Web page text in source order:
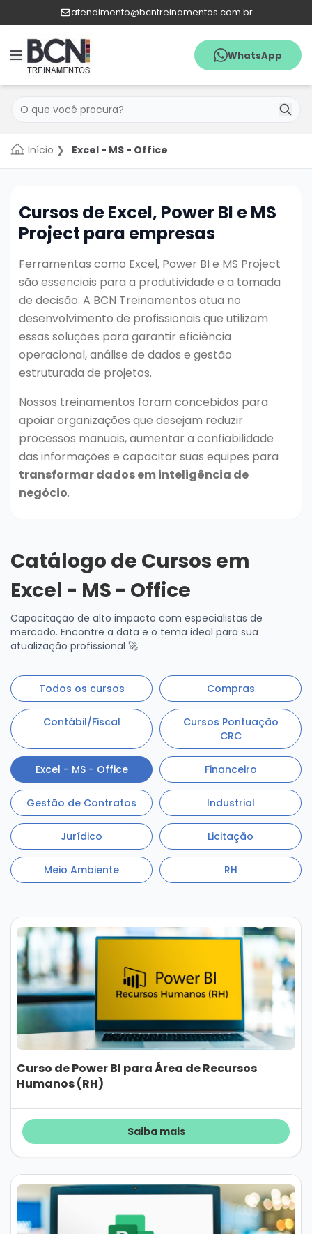
atendimento@bcntreinamentos.com.br
Menu
Quem
Agenda
Catálogo
cursos
In
Company
Blog
WhatsApp
Pesquisar
Início ❯ Excel - MS - Office
Cursos de Excel, Power BI e MS
Project para empresas
Ferramentas como Excel, Power BI e MS Project
são essenciais para a produtividade e a tomada
de decisão. A BCN Treinamentos atua no
desenvolvimento de profissionais que utilizam
essas soluções para garantir eficiência
operacional, análise de dados e gestão
estruturada de projetos.
Nossos treinamentos foram concebidos para
apoiar organizações que desejam reduzir
processos manuais, aumentar a confiabilidade
das informações e capacitar suas equipes para
transformar dados em inteligência de
negócio.
Catálogo de Cursos em
Excel - MS - Office
Capacitação de alto impacto com especialistas de
mercado. Encontre a data e o tema ideal para sua
atualização profissional 🚀
Todos os cursos Compras
Contábil/Fiscal
Cursos Pontuação
CRC
Excel - MS - Office Financeiro
Gestão de Contratos Industrial
Jurídico Licitação
Meio Ambiente RH
Curso de Power BI para Área de Recursos
Humanos (RH)
Saiba mais